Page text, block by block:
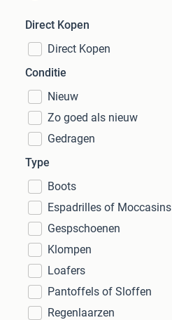
Direct Kopen
Direct Kopen
Conditie
Nieuw
Zo goed als nieuw
Gedragen
Type
Boots
Espadrilles of Moccasins
Gespschoenen
Klompen
Loafers
Pantoffels of Sloffen
Regenlaarzen